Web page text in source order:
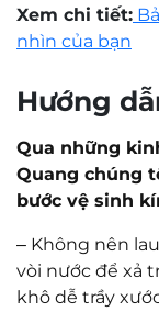
Xem chi tiết:
nhìn của bạn
Hướng
Qua những
Quang chúng
bước vệ sinh
– Không nên
vòi nước để xả
khô dễ trầy